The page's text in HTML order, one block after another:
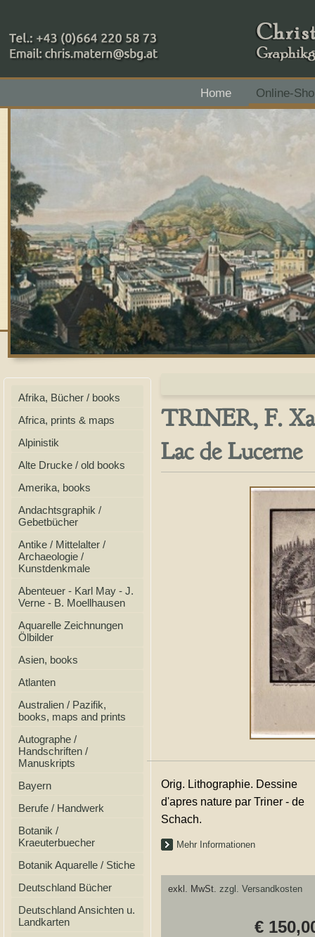
+43 (0)664 220 58 73
Home
Online-
Zahlungsmethoden: RAIBA - Flachgau Mitte - IBAN
Afrika, Bücher / books
Africa, prints & maps
Alpinistik
Alte Drucke / old books
Amerika, books
Andachtsgraphik /
Gebetbücher
Antike / Mittelalter /
Archaeologie /
Kunstdenkmale
Abenteuer - Karl May - J.
Verne - B. Moellhausen
Aquarelle Zeichnungen
Ölbilder
Asien, books
Atlanten
Australien / Pazifik,
books, maps and prints
Autographe /
Handschriften /
Manuskripts
Bayern
Berufe / Handwerk
Botanik /
Kraeuterbuecher
Botanik Aquarelle / Stiche
Deutschland Bücher
Deutschland Ansichten u.
Landkarten
TRINER, F.
Lac de Lucerne
Orig. Lithographie. Dessine
d'apres nature par Triner - de
Schach.
Mehr Informationen
exkl. MwSt. zzgl. Versandkosten
€